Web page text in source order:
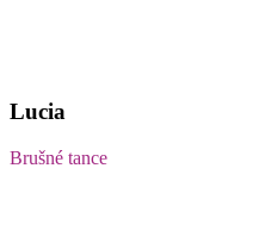
Lucia
Brušné tance